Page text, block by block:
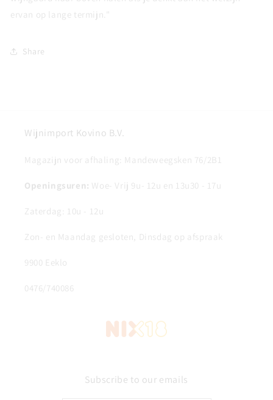
ervan op lange termijn."
Share
Wijnimport Kovino B.V.
Magazijn voor afhaling: Mandeweegsken 76/2B1
Openingsuren: Woe- Vrij 9u- 12u en 13u30 - 17u
Zaterdag: 10u - 12u
Zon- en Maandag gesloten, Dinsdag op afspraak
9900 Eeklo
0476/740086
Subscribe to our emails